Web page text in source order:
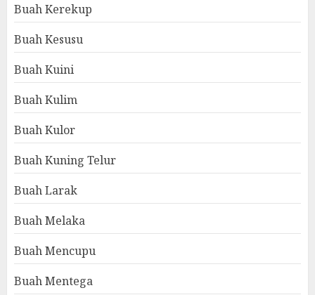
Buah Kerekup
Buah Kesusu
Buah Kuini
Buah Kulim
Buah Kulor
Buah Kuning Telur
Buah Larak
Buah Melaka
Buah Mencupu
Buah Mentega